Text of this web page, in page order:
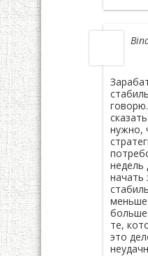
нужно,
недель
начать
больше
те,
это